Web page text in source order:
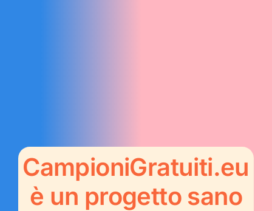
CampioniGratuiti.eu
è un progetto sano